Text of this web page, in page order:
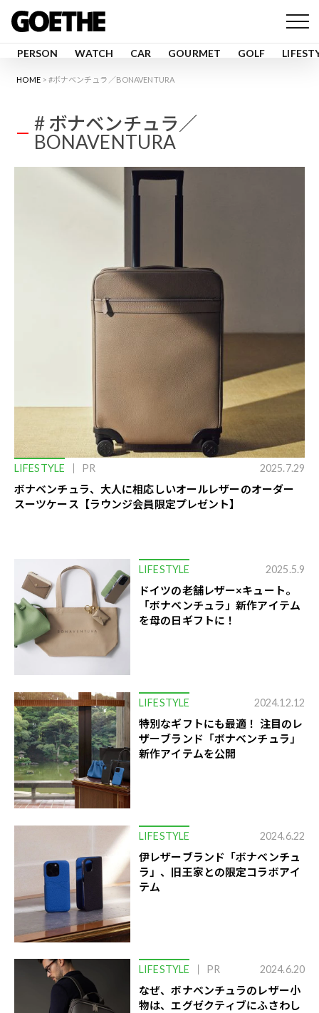
PERSON WATCH CAR GOURMET GOLF
HOME #ボナベンチュラ／BONAVENTURA
# ボナベンチュラ／
BONAVENTURA
LIFESTYLE PR 2025.7.29
ボナベンチュラ、大人に相応しいオールレザーのオーダー
スーツケース【ラウンジ会員限定プレゼント】
LIFESTYLE 2025.5.9
ドイツの老舗レザー×キュート。
「ボナベンチュラ」新作アイテム
を母の日ギフトに！
LIFESTYLE 2024.12.12
特別なギフトにも最適！ 注目のレ
ザーブランド「ボナベンチュラ」
新作アイテムを公開
LIFESTYLE 2024.6.22
伊レザーブランド「ボナベンチュ
ラ」、旧王家との限定コラボアイ
テム
LIFESTYLE PR 2024.6.20
なぜ、ボナベンチュラのレザー小
物は、エグゼクティブにふさわし